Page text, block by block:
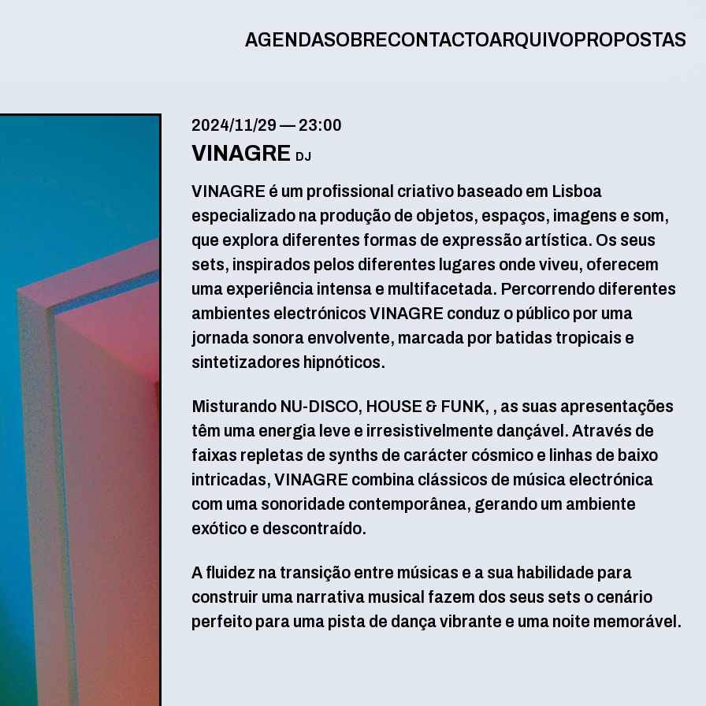
AGENDASOBRECONTACTOARQUIVO PROPOSTAS
2024/11/29 — 23:00
VINAGRE DJ
VINAGRE é um profissional criativo baseado em Lisboa
especializado na produção de objetos, espaços, imagens e som,
que explora diferentes formas de expressão artística. Os seus
sets, inspirados pelos diferentes lugares onde viveu, oferecem
uma experiência intensa e multifacetada. Percorrendo diferentes
ambientes electrónicos VINAGRE conduz o público por uma
jornada sonora envolvente, marcada por batidas tropicais e
sintetizadores hipnóticos.
Misturando NU-DISCO, HOUSE & FUNK, , as suas apresentações
têm uma energia leve e irresistivelmente dançável. Através de
faixas repletas de synths de carácter cósmico e linhas de baixo
intricadas, VINAGRE combina clássicos de música electrónica
com uma sonoridade contemporânea, gerando um ambiente
exótico e descontraído.
A fluidez na transição entre músicas e a sua habilidade para
construir uma narrativa musical fazem dos seus sets o cenário
perfeito para uma pista de dança vibrante e uma noite memorável.